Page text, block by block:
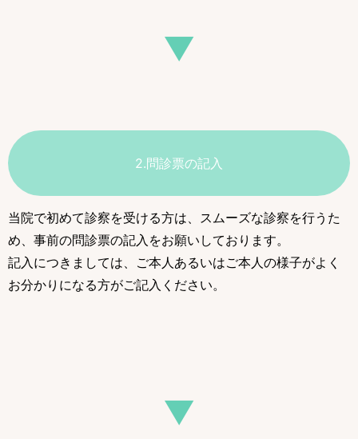
▼
2.問診票の記入
当院で初めて診察を受ける方は、スムーズな診察を行うた
め、事前の問診票の記入をお願いしております。
記入につきましては、ご本人あるいはご本人の様子がよく
お分かりになる方がご記入ください。
▼